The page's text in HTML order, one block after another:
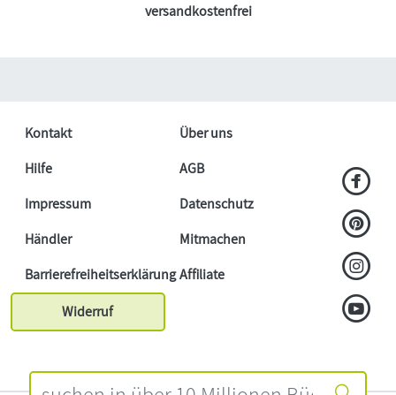
versandkostenfrei
Kontakt
Über uns
Hilfe
AGB
Impressum
Datenschutz
Händler
Mitmachen
BarrierefreiheitserklärungAffiliate
Widerruf